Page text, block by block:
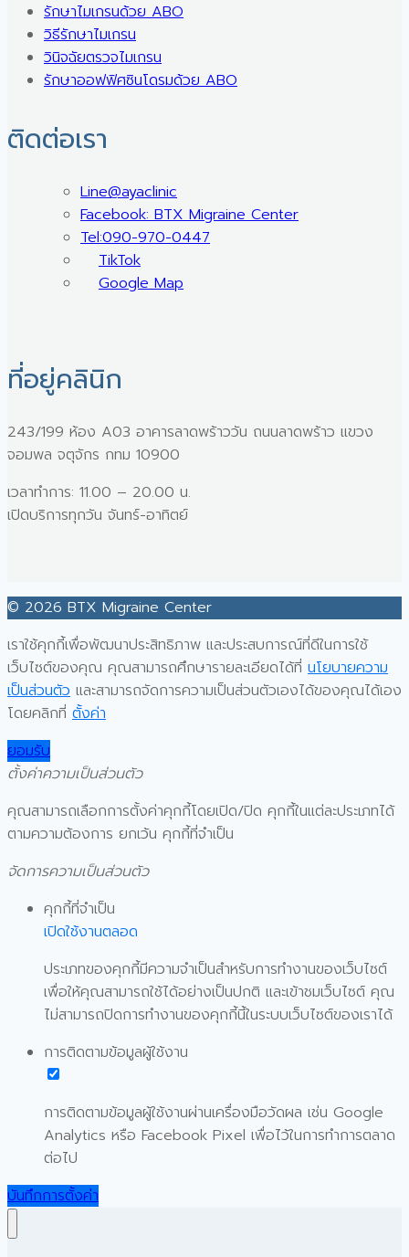
รักษาไมเกรนด้วย ABO
วิธีรักษาไมเกรน
วินิจฉัยตรวจไมเกรน
รักษาออฟฟิศซินโดรมด้วย ABO
ติดต่อเรา
Line@ayaclinic
Facebook: BTX Migraine Center
Tel:090-970-0447
TikTok
Google Map
ที่อยู่คลินิก
243/199 ห้อง A03 อาคารลาดพร้าววัน ถนนลาดพร้าว แขวง
จอมพล จตุจักร กทม 10900
เวลาทำการ: 11.00 – 20.00 น.
เปิดบริการทุกวัน จันทร์-อาทิตย์
© 2026 BTX Migraine Center
เราใช้คุกกี้เพื่อพัฒนาประสิทธิภาพ และประสบการณ์ที่ดีในการใช้
เว็บไซต์ของคุณ คุณสามารถศึกษารายละเอียดได้ที่ นโยบายความ
เป็นส่วนตัว และสามารถจัดการความเป็นส่วนตัวเองได้ของคุณได้เอง
โดยคลิกที่ ตั้งค่า
ยอมรับ
ตั้งค่าความเป็นส่วนตัว
คุณสามารถเลือกการตั้งค่าคุกกี้โดยเปิด/ปิด คุกกี้ในแต่ละประเภทได้
ตามความต้องการ ยกเว้น คุกกี้ที่จำเป็น
จัดการความเป็นส่วนตัว
คุกกี้ที่จำเป็น
เปิดใช้งานตลอด
ประเภทของคุกกี้มีความจำเป็นสำหรับการทำงานของเว็บไซต์
เพื่อให้คุณสามารถใช้ได้อย่างเป็นปกติ และเข้าชมเว็บไซต์ คุณ
ไม่สามารถปิดการทำงานของคุกกี้นี้ในระบบเว็บไซต์ของเราได้
การติดตามข้อมูลผู้ใช้งาน
การติดตามข้อมูลผู้ใช้งานผ่านเครื่องมือวัดผล เช่น Google
Analytics หรือ Facebook Pixel เพื่อไว้ในการทำการตลาด
ต่อไป
บันทึกการตั้งค่า